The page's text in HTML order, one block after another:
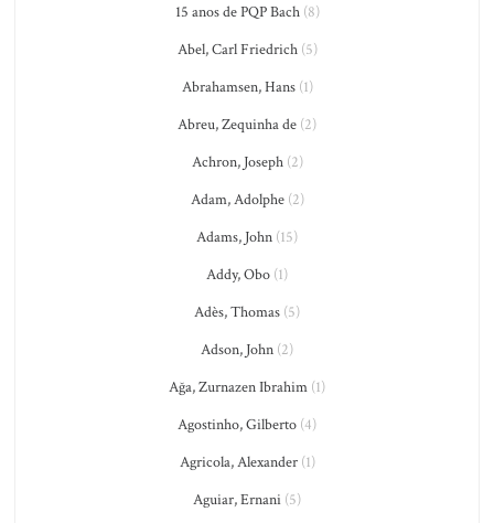
15 anos de PQP Bach(8)
Abel, Carl Friedrich(5)
Abrahamsen, Hans(1)
Abreu, Zequinha de (2)
Achron, Joseph(2)
Adam, Adolphe(2)
Adams, John (15)
Addy, Obo (1)
Adès, Thomas (5)
Adson, John (2)
Ağa, Zurnazen Ibrahim (1)
Agostinho, Gilberto (4)
Agricola, Alexander(1)
Aguiar, Ernani (5)